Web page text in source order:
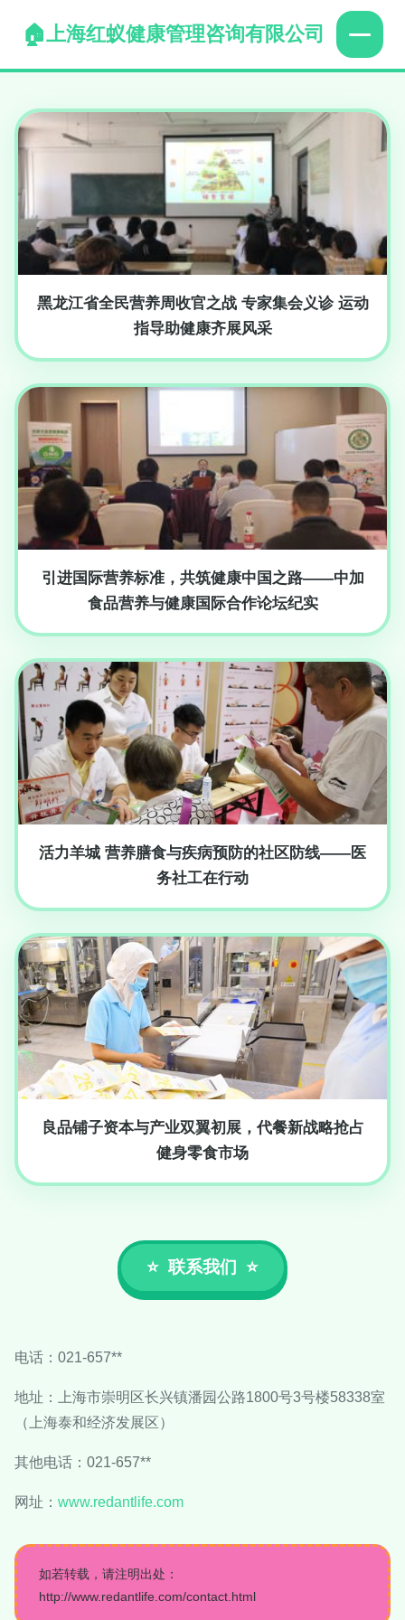
上海红蚁健康管理咨询有限公司
黑龙江省全民营养周收官之战 专家集会义诊 运动
指导助健康齐展风采
引进国际营养标准，共筑健康中国之路——中加
食品营养与健康国际合作论坛纪实
活力羊城 营养膳食与疾病预防的社区防线——医
务社工在行动
良品铺子资本与产业双翼初展，代餐新战略抢占
健身零食市场
联系我们
电话：021-657**
地址：上海市崇明区长兴镇潘园公路1800号3号楼58338室
（上海泰和经济发展区）
其他电话：021-657**
网址： www.redantlife.com
如若转载，请注明出处：
http://www.redantlife.com/contact.html